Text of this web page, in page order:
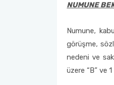
NUMUNE
Numune,
görüşme,
nedeni ve
üzere “B” ve
Şikayet Yönetim Prosedürü
Müşteri Memnuniyet Anket
Talep Formu İstek ve Şikayet